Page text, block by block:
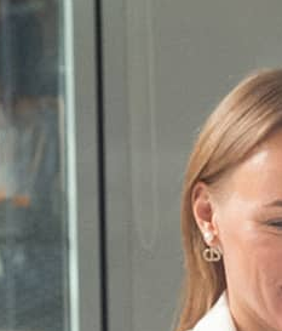
даете
данных в